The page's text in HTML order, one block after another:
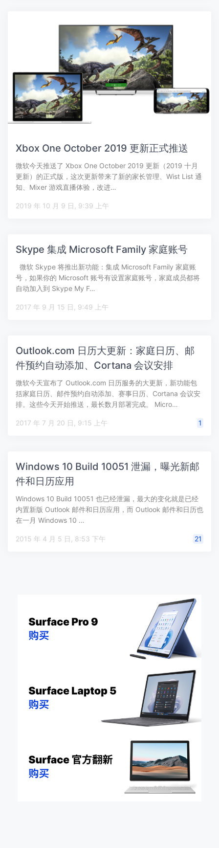
Xbox One October 2019 更新正式推送
微软今天推送了 Xbox One October 2019 更新（2019 十月
更新）的正式版，这次更新带来了新的家长管理、Wist List 通
知、Mixer 游戏直播体验，改进…
2019 年 10 月 9 日, 9:39 上午
Skype 集成 Microsoft Family 家庭账号
微软 Skype 将推出新功能：集成 Microsoft Family 家庭账
号，如果你的 Microsoft 账号有设置家庭账号，家庭成员都将
自动加入到 Skype My F…
2017 年 9 月 15 日, 9:49 上午
Outlook.com 日历大更新：家庭日历、邮
件预约自动添加、Cortana 会议安排
微软今天宣布了 Outlook.com 日历服务的大更新，新功能包
括家庭日历、邮件预约自动添加、赛事日历、Cortana 会议安
排。这些今天开始推送，最长数月部署完成。 Micro…
2017 年 7 月 20 日, 9:15 上午 1
Windows 10 Build 10051 泄漏，曝光新邮
件和日历应用
Windows 10 Build 10051 也已经泄漏，最大的变化就是已经
内置新版 Outlook 邮件和日历应用，而 Outlook 邮件和日历也
在一月 Windows 10 …
2015 年 4 月 5 日, 8:53 下午 21